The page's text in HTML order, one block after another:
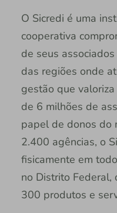
O Sicredi é uma
cooperativa
de seus
das regiões onde
gestão que
de 6 milhões de
papel de donos do
2.400 agências, o
fisicamente em
no Distrito Federal,
300 produtos e